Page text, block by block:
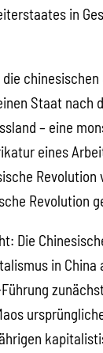
in
die
Staat nach
– eine
eines
Revolution
Revolution
Die
in China